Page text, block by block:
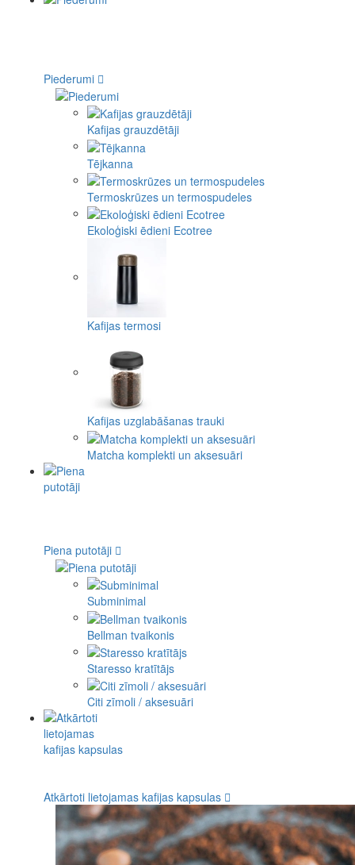
Piederumi
Kafijas grauzdētāji
Tējkanna
Termoskrūzes un termospudeles
Ekoloģiski ēdieni Ecotree
Kafijas termosi
Kafijas uzglabāšanas trauki
Matcha komplekti un aksesuāri
Piena putotāji
Subminimal
Bellman tvaikonis
Staresso kratītājs
Citi zīmoli / aksesuāri
Atkārtoti lietojamas kafijas kapsulas